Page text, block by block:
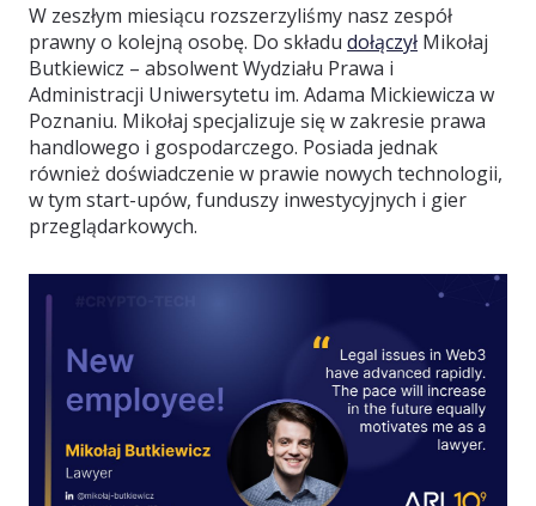
W zeszłym miesiącu rozszerzyliśmy nasz zespół
prawny o kolejną osobę. Do składu dołączył Mikołaj
Butkiewicz – absolwent Wydziału Prawa i
Administracji Uniwersytetu im. Adama Mickiewicza w
Poznaniu. Mikołaj specjalizuje się w zakresie prawa
handlowego i gospodarczego. Posiada jednak
również doświadczenie w prawie nowych technologii,
w tym start-upów, funduszy inwestycyjnych i gier
przeglądarkowych.